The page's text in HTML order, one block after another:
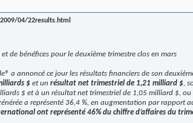
04/22results.html
de bénéfices pour le deuxième trimestre clos en mars
a annoncé ce jour les résultats financiers de son
$ et un résultat net trimestriel de 1,21 milliard $,
$ et à un résultat net trimestriel de 1,05 milliard $,
a représenté 36,4 %, en augmentation par rapport
ont représenté 46% du chiffre d’affaires du